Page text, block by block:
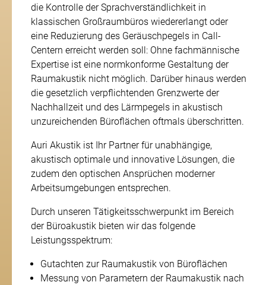
die Kontrolle der Sprachverständlichkeit in
klassischen Großraumbüros wiedererlangt oder
eine Reduzierung des Geräuschpegels in Call-
Centern erreicht werden soll: Ohne fachmännische
Expertise ist eine normkonforme Gestaltung der
Raumakustik nicht möglich. Darüber hinaus werden
die gesetzlich verpflichtenden Grenzwerte der
Nachhallzeit und des Lärmpegels in akustisch
unzureichenden Büroflächen oftmals überschritten.
Auri Akustik ist Ihr Partner für unabhängige,
akustisch optimale und innovative Lösungen, die
zudem den optischen Ansprüchen moderner
Arbeitsumgebungen entsprechen.
Durch unseren Tätigkeitsschwerpunkt im Bereich
der Büroakustik bieten wir das folgende
Leistungsspektrum:
Gutachten zur Raumakustik von Büroflächen
Messung von Parametern der Raumakustik nach
© 2019 by Auri Akustik
Webdesign byFEUER­
WASSER